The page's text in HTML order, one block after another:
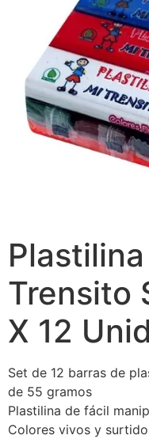
Trensito
X 12
Set de 12 barras de
de 55 gramos
Plastilina de fácil
Colores vivos y